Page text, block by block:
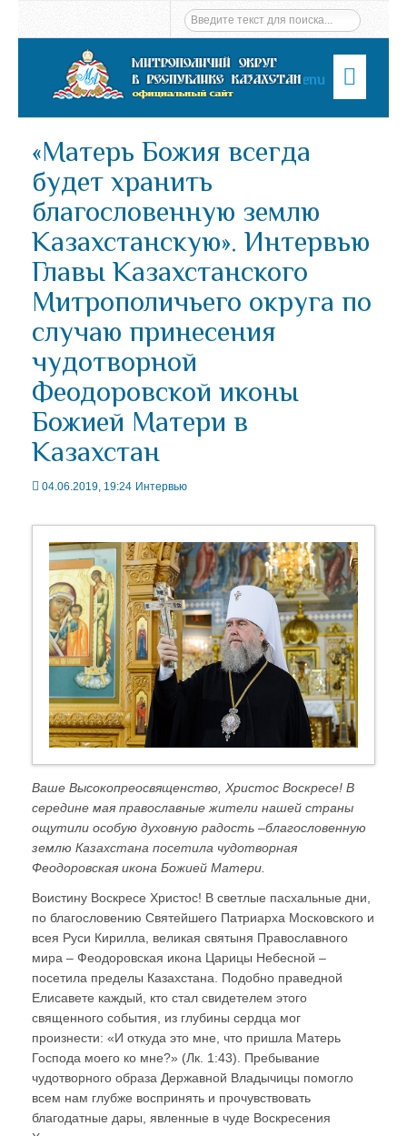
Menu
«Матерь Божия всегда
будет хранить
благословенную землю
Казахстанскую». Интервью
Главы Казахстанского
Митрополичьего округа по
случаю принесения
чудотворной
Феодоровской иконы
Божией Матери в
Казахстан
04.06.2019, 19:24 Интервью
Ваше Высокопреосвященство, Христос Воскресе! В
середине мая православные жители нашей страны
ощутили особую духовную радость –благословенную
землю Казахстана посетила чудотворная
Феодоровская икона Божией Матери.
Воистину Воскресе Христос! В светлые пасхальные дни,
по благословению Святейшего Патриарха Московского и
всея Руси Кирилла, великая святыня Православного
мира – Феодоровская икона Царицы Небесной –
посетила пределы Казахстана. Подобно праведной
Елисавете каждый, кто стал свидетелем этого
священного события, из глубины сердца мог
произнести: «И откуда это мне, что пришла Матерь
Господа моего ко мне?» (Лк. 1:43). Пребывание
чудотворного образа Державной Владычицы помогло
всем нам глубже воспринять и прочувствовать
благодатные дары, явленные в чуде Воскресения